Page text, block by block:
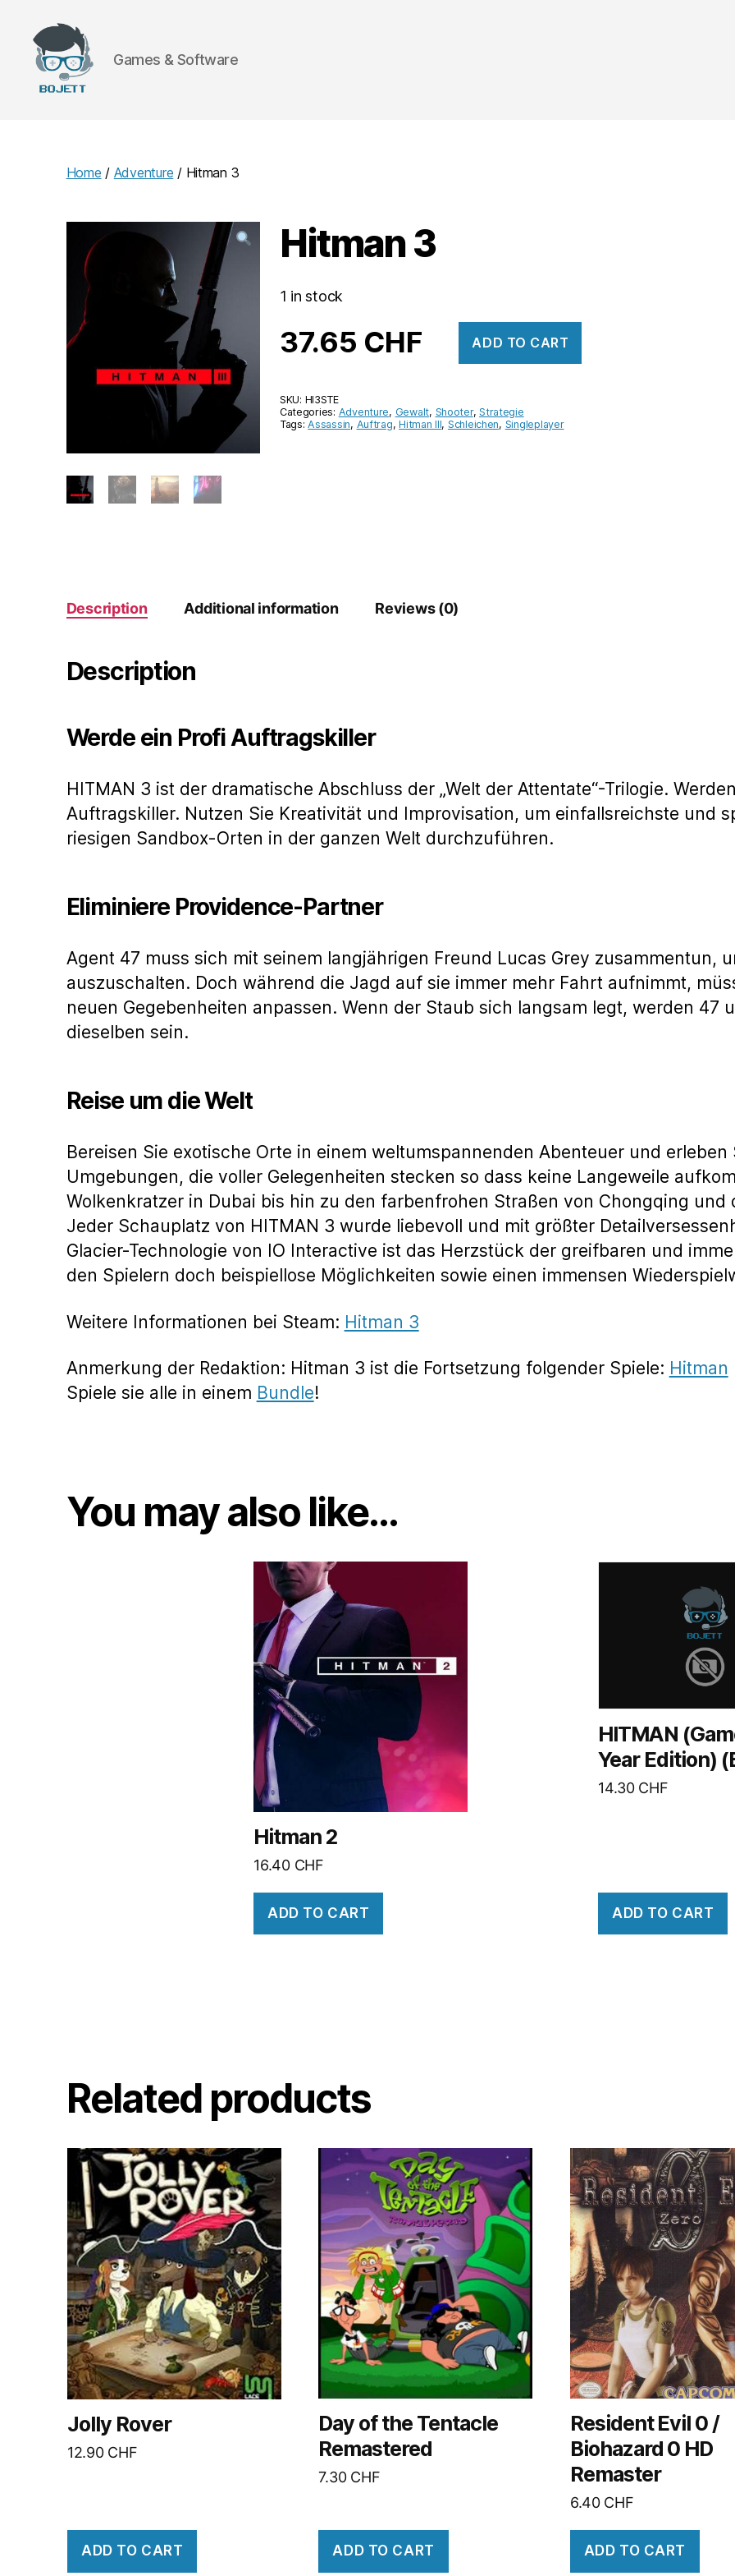
Games & Software
Home / Adventure / Hitman 3
Hitman 3
1 in stock
37.65 CHF ADD TO CART
SKU: HI3STE
Categories: Adventure, Gewalt, Shooter,Strategie
Tags:Assassin, Auftrag,Hitman III, Schleichen, Singleplayer
Description Additional information Reviews (0)
Description
Werde ein Profi Auftragskiller
HITMAN 3 ist der dramatische Abschluss der „Welt der Attentate“-Trilogie.
Auftragskiller. Nutzen Sie Kreativität und Improvisation, um einfallsreichste und
riesigen Sandbox-Orten in der ganzen Welt durchzuführen.
Eliminiere Providence-Partner
Agent 47 muss sich mit seinem langjährigen Freund Lucas Grey zusammentun,
auszuschalten. Doch während die Jagd auf sie immer mehr Fahrt aufnimmt,
neuen Gegebenheiten anpassen. Wenn der Staub sich langsam legt, werden 47
dieselben sein.
Reise um die Welt
Bereisen Sie exotische Orte in einem weltumspannenden Abenteuer und
Umgebungen, die voller Gelegenheiten stecken so dass keine Langeweile
Wolkenkratzer in Dubai bis hin zu den farbenfrohen Straßen von Chongqing und
Jeder Schauplatz von HITMAN 3 wurde liebevoll und mit größter
Glacier-Technologie von IO Interactive ist das Herzstück der greifbaren und
den Spielern doch beispiellose Möglichkeiten sowie einen immensen
Weitere Informationen bei Steam: Hitman 3
Anmerkung der Redaktion: Hitman 3 ist die Fortsetzung folgender Spiele: Hitman
Spiele sie alle in einem Bundle!
You may also like…
Hitman 2
16.40 CHF
ADD TO CART
HITMAN
Year Edition)
14.30 CHF
ADD TO CART
Related products
Jolly Rover
12.90 CHF
ADD TO CART
Day of the Tentacle
Remastered
7.30 CHF
ADD TO CART
Resident Evil 0 /
Biohazard 0 HD
Remaster
6.40 CHF
ADD TO CART